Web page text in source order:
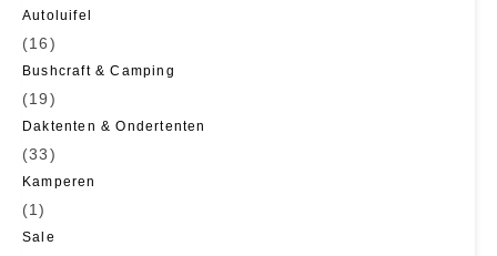
Autoluifel
(16)
Bushcraft & Camping
(19)
Daktenten & Ondertenten
(33)
Kamperen
(1)
Sale